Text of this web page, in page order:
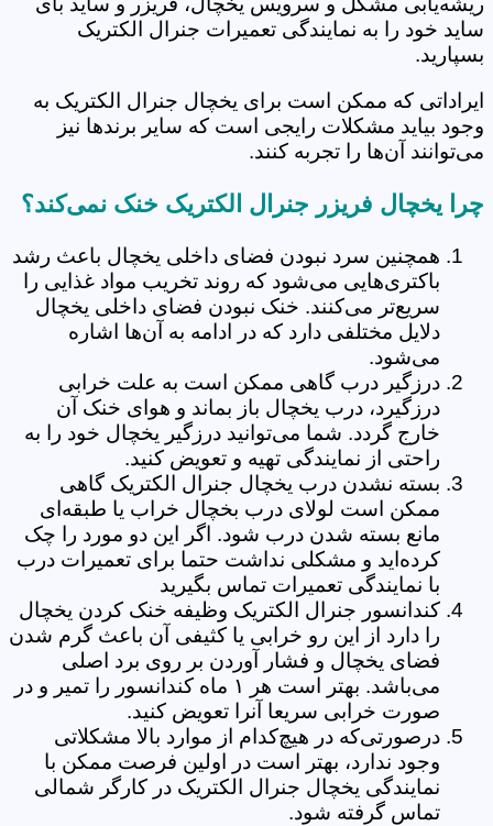
ساید خود را به نمایندگی تعمیرات جنرال الکتریک
بسپارید.
ایراداتی که ممکن است برای یخچال جنرال الکتریک به
وجود بیاید مشکلات رایجی است که سایر برندها نیز
می‌توانند آن‌ها را تجربه ‌کنند.
چرا یخچال فریزر جنرال الکتریک خنک نمی‌کند؟
همچنین سرد نبودن فضای داخلی یخچال باعث رشد
باکتری‌هایی می‌شود که روند تخریب مواد غذایی را
سریع‌تر می‌کنند. خنک نبودن فضای داخلی یخچال
دلایل مختلفی دارد که در ادامه به آن‌ها اشاره
می‌شود.
درزگیر درب گاهی ممکن است به علت خرابی
درزگیرد، درب یخچال باز بماند و هوای خنک آن
خارج گردد. شما می‌توانید درزگیر یخچال خود را به
راحتی از نمایندگی تهیه و تعویض کنید.
بسته نشدن درب یخچال جنرال الکتریک گاهی
ممکن است لولای درب بخچال خراب یا طبقه‌ای
مانع بسته شدن درب شود. اگر این دو مورد را چک
کرده‌اید و مشکلی نداشت حتما برای تعمیرات درب
با نمایندگی تعمیرات تماس بگیرید
کندانسور جنرال الکتریک وظیفه خنک کردن یخچال
را دارد از این رو خرابی یا کثیفی آن باعث گرم شدن
فضای یخچال و فشار آوردن بر روی برد اصلی
می‌باشد. بهتر است هر ۱ ماه کندانسور را تمیر و در
صورت خرابی سریعا آنرا تعویض کنید.
درصورتی‌که در هیچ‌کدام از موارد بالا مشکلاتی
وجود ندارد، بهتر است در اولین فرصت ممکن با
نمایندگی یخچال جنرال الکتریک در کارگر شمالی
تماس گرفته شود.